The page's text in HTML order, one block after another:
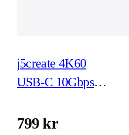
j5create 4K60
USB-C 10Gbps
799 kr